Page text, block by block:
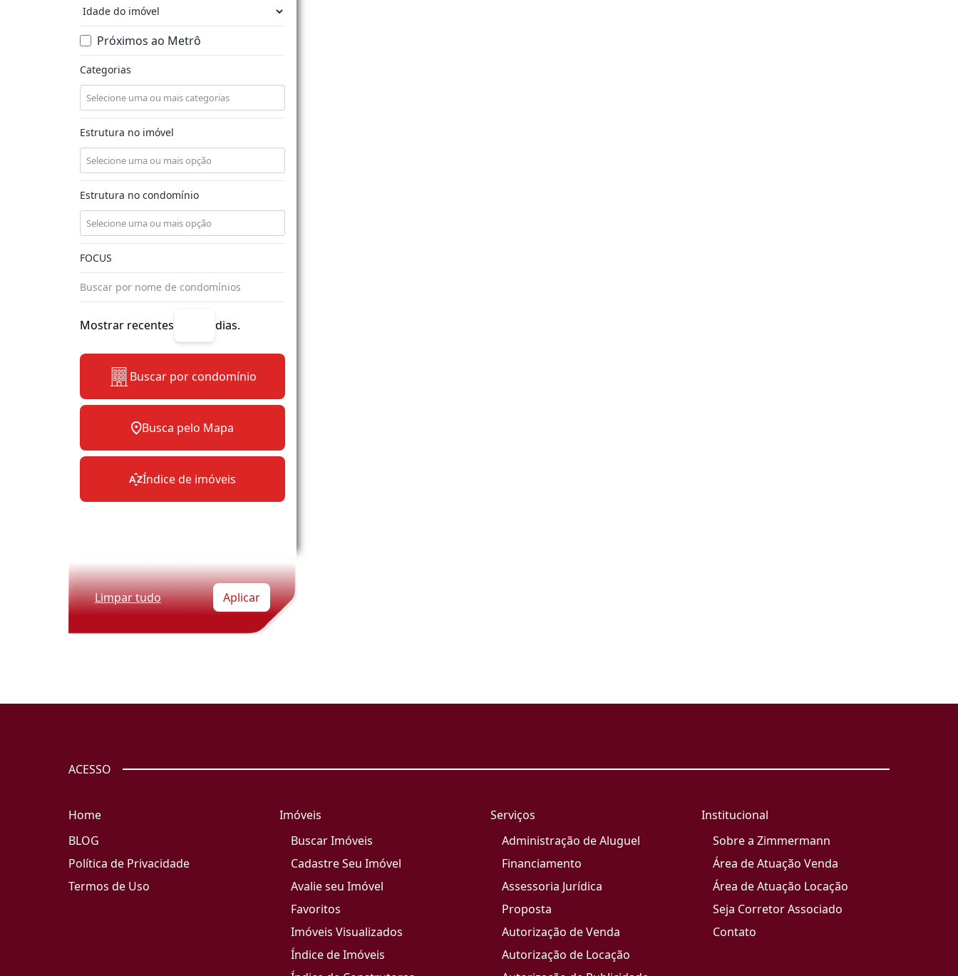
Próximos ao Metrô
Categorias
Estrutura no imóvel
Estrutura no condomínio
Mostrar recentes dias.
Buscar por condomínio
Busca pelo Mapa
Índice de imóveis
Limpar tudo Aplicar
ACESSO
Home
BLOG
Política de Privacidade
Termos de Uso
Imóveis
Buscar Imóveis
Cadastre Seu Imóvel
Avalie seu Imóvel
Favoritos
Imóveis Visualizados
Índice de Imóveis
Serviços
Administração de Aluguel
Financiamento
Assessoria Jurídica
Proposta
Autorização de Venda
Autorização de Locação
Institucional
Sobre a Zimmermann
Área de Atuação Venda
Área de Atuação Locação
Seja Corretor Associado
Contato